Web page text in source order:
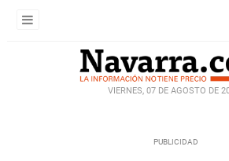
VIERNES, 07 DE AGOSTO DE